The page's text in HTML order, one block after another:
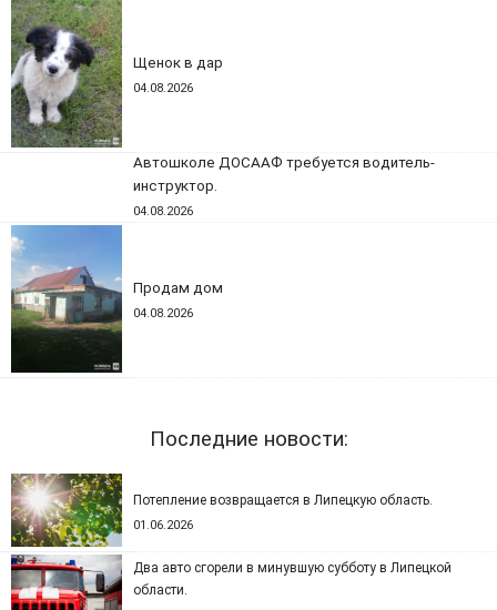
Щенок в дар
04.08.2026
Автошколе ДОСААФ требуется водитель-
инструктор.
04.08.2026
Продам дом
04.08.2026
Последние новости:
Потепление возвращается в Липецкую область.
01.06.2026
Два авто сгорели в минувшую субботу в Липецкой
области.